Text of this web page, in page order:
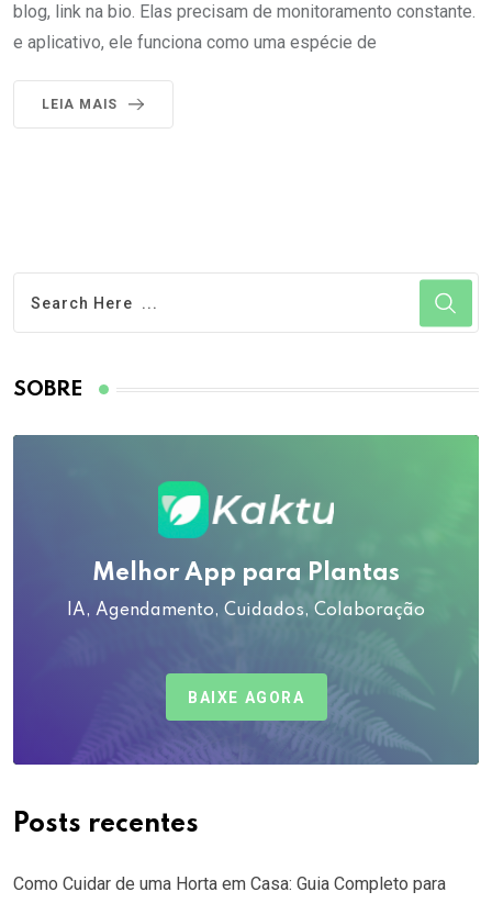
blog, link na bio. Elas precisam de monitoramento constante.
e aplicativo, ele funciona como uma espécie de
LEIA MAIS
SOBRE
Melhor App para Plantas
IA, Agendamento, Cuidados, Colaboração
BAIXE AGORA
Posts recentes
Como Cuidar de uma Horta em Casa: Guia Completo para